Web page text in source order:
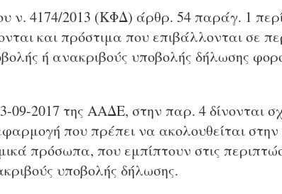
ν. 4174/2013 (ΚΦΔ) άρθρ. 54 παράγ. 1
και πρόστιμα που επιβάλλονται σε
ή ανακριβούς υποβολής δήλωσης
2017 της ΑΑΔΕ, στην παρ. 4 δίνονται
που πρέπει να ακολουθείται
πρόσωπα, που εμπίπτουν στις
υποβολής δήλωσης.